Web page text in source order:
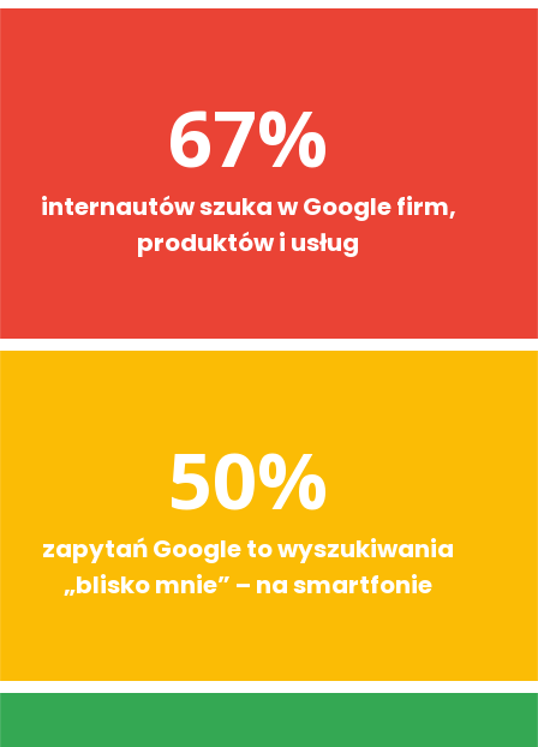
67%
internautów szuka w Google firm,
produktów i usług
50%
zapytań Google to wyszukiwania
„blisko mnie” – na smartfonie